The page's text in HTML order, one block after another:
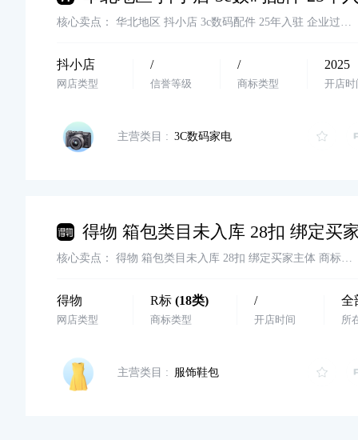
核心卖点： 华北地区 抖小店 3c数码配件 25年入驻 企业过户 价格美丽欢迎dd
抖小店
网店类型
/
信誉等级
/
商标类型
2025
开店时
主营类目 : 3C数码家电
核心卖点： 得物 箱包类目未入库 28扣 绑定买家主体 商标转让 卖家诚心出欢迎滴滴
得物
网店类型
R标 (18类)
商标类型
/
开店时间
全
所
主营类目 : 服饰鞋包